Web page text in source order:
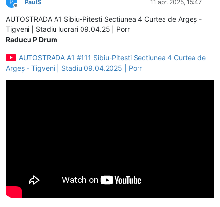
P
Deconectat
PaulS 11 apr. 2025, 15:47
AUTOSTRADA A1 Sibiu-Pitesti Sectiunea 4 Curtea de Argeș -
Tigveni | Stadiu lucrari 09.04.25 | Porr
Raducu P Drum
AUTOSTRADA A1 #111 Sibiu-Pitesti Sectiunea 4 Curtea de
Argeș - Tigveni | Stadiu 09.04.2025 | Porr